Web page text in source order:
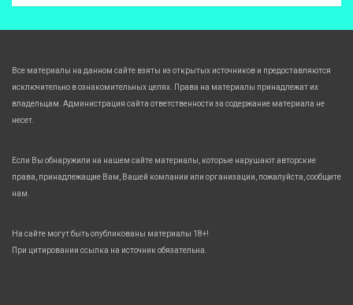
Все материалы на данном сайте взяты из открытых источников и предоставляются
исключительно в ознакомительных целях. Права на материалы принадлежат их
владельцам. Администрация сайта ответственности за содержание материала не
несет.
Если Вы обнаружили на нашем сайте материалы, которые нарушают авторские
права, принадлежащие Вам, Вашей компании или организации, пожалуйста, сообщите
нам.
На сайте могут быть опубликованы материалы 18+!
При цитировании ссылка на источник обязательна.